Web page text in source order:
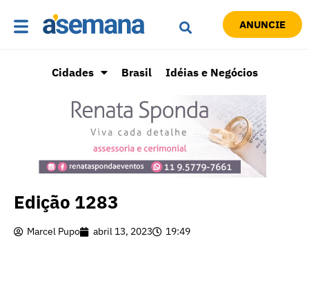
ANUNCIE
Cidades Brasil Idéias e Negócios
Edição 1283
Marcel Pupo abril 13, 2023 19:49